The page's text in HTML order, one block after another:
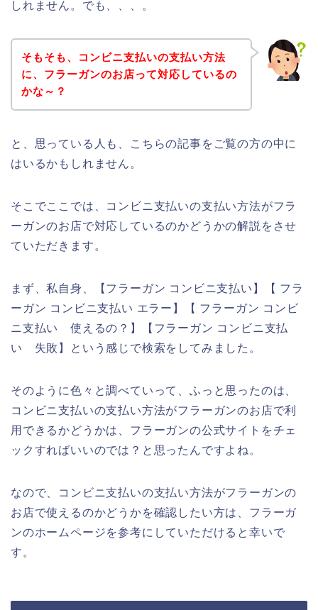
しれません。でも、、、。
そもそも、コンビニ支払いの支払い方法
に、フラーガンのお店って対応しているの
かな～？
と、思っている人も、こちらの記事をご覧の方の中に
はいるかもしれません。
そこでここでは、コンビニ支払いの支払い方法がフラ
ーガンのお店で対応しているのかどうかの解説をさせ
ていただきます。
まず、私自身、【フラーガン コンビニ支払い】【 フラ
ーガン コンビニ支払い エラー】【 フラーガン コンビ
ニ支払い 使えるの？】【フラーガン コンビニ支払
い 失敗】という感じで検索をしてみました。
そのように色々と調べていって、ふっと思ったのは、
コンビニ支払いの支払い方法がフラーガンのお店で利
用できるかどうかは、フラーガンの公式サイトをチェ
ックすればいいのでは？と思ったんですよね。
なので、コンビニ支払いの支払い方法がフラーガンの
お店で使えるのかどうかを確認したい方は、フラーガ
ンのホームページを参考にしていただけると幸いで
す。